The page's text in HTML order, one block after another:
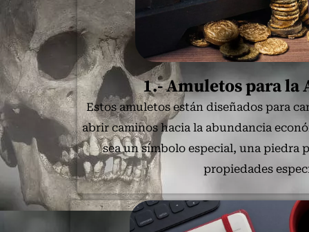
1.- Amuletos para la
Estos amuletos están diseñados para
abrir caminos hacia la abundancia
sea un símbolo especial, una piedra
propiedades